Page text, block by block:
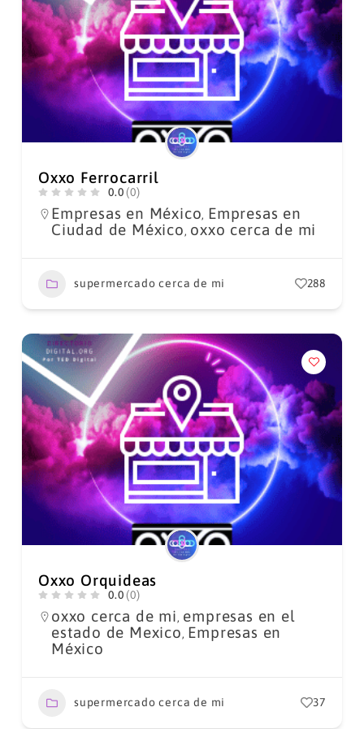
Oxxo Ferrocarril
0.0 (0)
Empresas en México, Empresas en
Ciudad de México, oxxo cerca de mi
supermercado cerca de mi 288
Oxxo Orquideas
0.0 (0)
oxxo cerca de mi, empresas en el
estado de Mexico, Empresas en
México
supermercado cerca de mi 37